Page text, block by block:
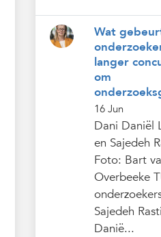
Wat
langer
om
16 Jun
Dani Daniël
en Sajedeh
Foto: Bart
Overbeeke
Sajedeh
Danië...